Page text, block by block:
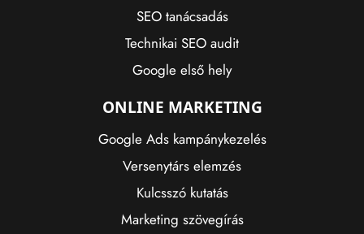
SEO tanácsadás
Technikai SEO audit
Google első hely
ONLINE MARKETING
Google Ads kampánykezelés
Versenytárs elemzés
Kulcsszó kutatás
Marketing szövegírás